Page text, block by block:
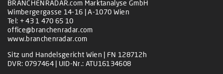
BRANCHENRADAR.com Marktanalyse GmbH
Wimbergergasse 14-16 | A-1070 Wien
Tel: + 43 1 470 65 10
office@branchenradar.com
www.branchenradar.com
Sitz und Handelsgericht Wien | FN 128712h
DVR: 0797464 | UID-Nr.: ATU16134608